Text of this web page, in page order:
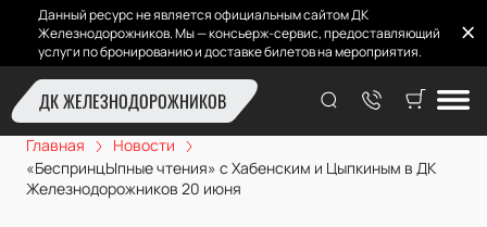
Данный ресурс не является официальным сайтом ДК
Железнодорожников. Мы — консьерж-сервис, предоставляющий
услуги по бронированию и доставке билетов на мероприятия.
ДК ЖЕЛЕЗНОДОРОЖНИКОВ
Главная
Новости
«БеспринцЫпные чтения» с Хабенским и Цыпкиным в ДК
Железнодорожников 20 июня